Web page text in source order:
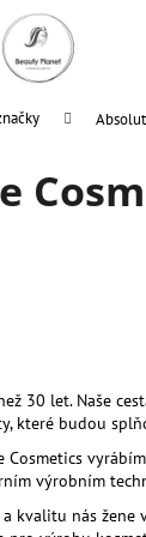
30 let. Naše
které budou
Cosmetics
výrobním
a kvalitu nás